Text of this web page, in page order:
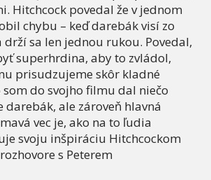
Hitchcock povedal že v jednom
chybu – keď darebák visí zo
drží sa len jednou rukou. Povedal,
superhrdina, aby to zvládol,
prisudzujeme skôr kladné
do svojho filmu dal niečo
darebák, ale zároveň hlavná
vec je, ako na to ľudia
svoju inšpiráciu Hitchcockom
s Peterem